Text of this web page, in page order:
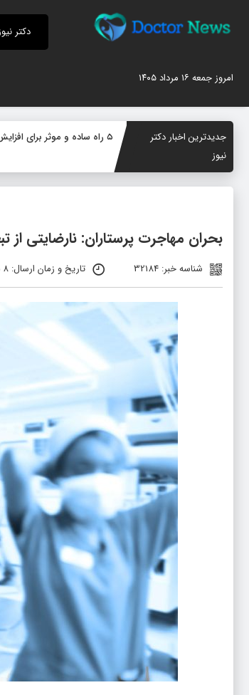
دکتر
امروز جمعه ۱۶ مرداد ۱۴۰۵
جدیدترین اخبار دکتر
نیوز
۵ راه ساده و موثر برای افزایش گردش خون در بدن؛ چگونه جریان خون را بهبود دهیم؟
بحران مهاجرت پرستاران: نارضایتی
شناسه خبر: 32184 تاریخ و زمان ارسال: ۸ شهریور ۱۴۰۳ ساعت ۱۰:۱۲